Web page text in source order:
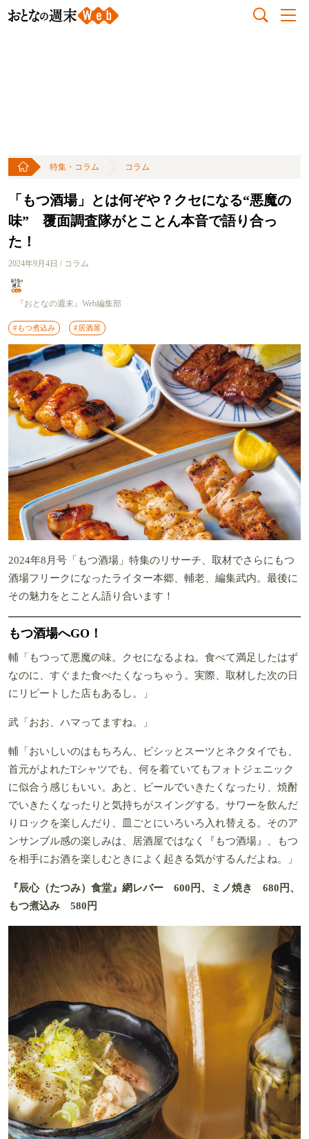
特集・コラム コラム
「もつ酒場」とは何ぞや？クセになる“悪魔の
味” 覆面調査隊がとことん本音で語り合っ
た！
2024年9月4日 / コラム
『おとなの週末』Web編集部
#もつ煮込み #居酒屋
2024年8月号「もつ酒場」特集のリサーチ、取材でさらにもつ
酒場フリークになったライター本郷、輔老、編集武内。最後に
その魅力をとことん語り合います！
もつ酒場へGO！
輔「もつって悪魔の味。クセになるよね。食べて満足したはず
なのに、すぐまた食べたくなっちゃう。実際、取材した次の日
にリピートした店もあるし。」
武「おお、ハマってますね。」
輔「おいしいのはもちろん、ビシッとスーツとネクタイでも、
首元がよれたTシャツでも、何を着ていてもフォトジェニック
に似合う感じもいい。あと、ビールでいきたくなったり、焼酎
でいきたくなったりと気持ちがスイングする。サワーを飲んだ
りロックを楽しんだり、皿ごとにいろいろ入れ替える。そのア
ンサンブル感の楽しみは、居酒屋ではなく『もつ酒場』、もつ
を相手にお酒を楽しむときによく起きる気がするんだよね。」
『辰心（たつみ）食堂』網レバー 600円、ミノ焼き 680円、
もつ煮込み 580円